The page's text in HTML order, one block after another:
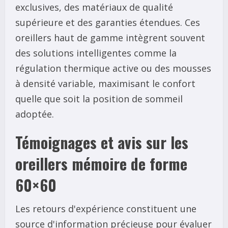
exclusives, des matériaux de qualité
supérieure et des garanties étendues. Ces
oreillers haut de gamme intègrent souvent
des solutions intelligentes comme la
régulation thermique active ou des mousses
à densité variable, maximisant le confort
quelle que soit la position de sommeil
adoptée.
Témoignages et avis sur les
oreillers mémoire de forme
60×60
Les retours d'expérience constituent une
source d'information précieuse pour évaluer